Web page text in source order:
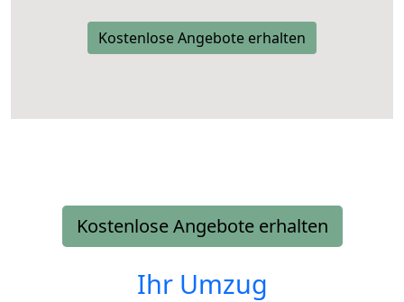
Kostenlose Angebote erhalten
Kostenlose Angebote erhalten
Ihr Umzug